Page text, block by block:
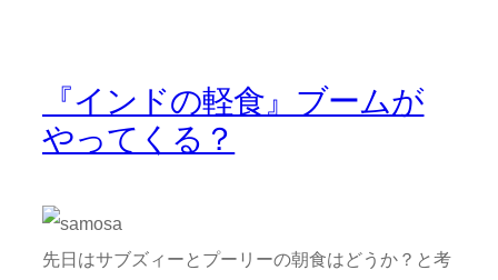
『インドの軽食』ブームが
やってくる？
先日はサブズィーとプーリーの朝食はどうか？と考